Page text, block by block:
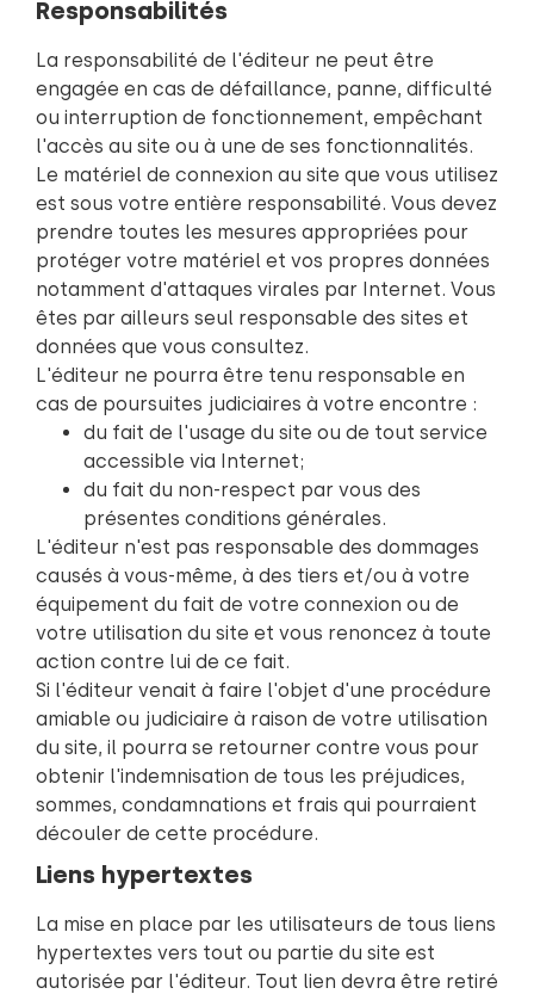
Responsabilités
La responsabilité de l'éditeur ne peut être
engagée en cas de défaillance, panne, difficulté
ou interruption de fonctionnement, empêchant
l'accès au site ou à une de ses fonctionnalités.
Le matériel de connexion au site que vous utilisez
est sous votre entière responsabilité. Vous devez
prendre toutes les mesures appropriées pour
protéger votre matériel et vos propres données
notamment d'attaques virales par Internet. Vous
êtes par ailleurs seul responsable des sites et
données que vous consultez.
L'éditeur ne pourra être tenu responsable en
cas de poursuites judiciaires à votre encontre :
du fait de l'usage du site ou de tout service
accessible via Internet;
du fait du non-respect par vous des
présentes conditions générales.
L'éditeur n'est pas responsable des dommages
causés à vous-même, à des tiers et/ou à votre
équipement du fait de votre connexion ou de
votre utilisation du site et vous renoncez à toute
action contre lui de ce fait.
Si l'éditeur venait à faire l'objet d'une procédure
amiable ou judiciaire à raison de votre utilisation
du site, il pourra se retourner contre vous pour
obtenir l'indemnisation de tous les préjudices,
sommes, condamnations et frais qui pourraient
découler de cette procédure.
Liens hypertextes
La mise en place par les utilisateurs de tous liens
hypertextes vers tout ou partie du site est
autorisée par l'éditeur. Tout lien devra être retiré